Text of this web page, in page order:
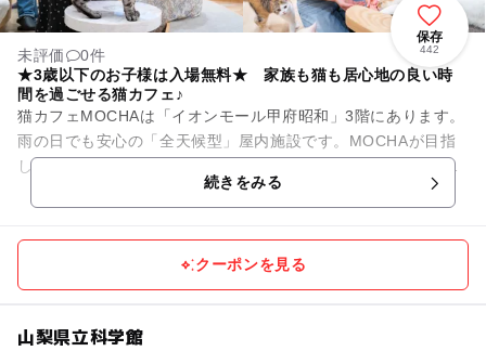
保存
442
未評価
0件
★3歳以下のお子様は入場無料★ 家族も猫も居心地の良い時
間を過ごせる猫カフェ♪
猫カフェMOCHAは「イオンモール甲府昭和」3階にあります。
雨の日でも安心の「全天候型」屋内施設です。MOCHAが目指
しているのは、人も、猫も、その時にいちばん幸せなことがで
続きをみる
クーポンを見る
山梨県立科学館